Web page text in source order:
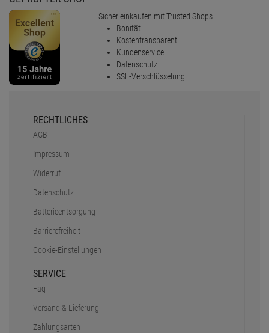
Sicher einkaufen mit Trusted Shops
Bonität
Kostentransparent
Kundenservice
Datenschutz
SSL-Verschlüsselung
RECHTLICHES
AGB
Impressum
Widerruf
Datenschutz
Batterieentsorgung
Barrierefreiheit
Cookie-Einstellungen
SERVICE
Faq
Versand & Lieferung
Zahlungsarten